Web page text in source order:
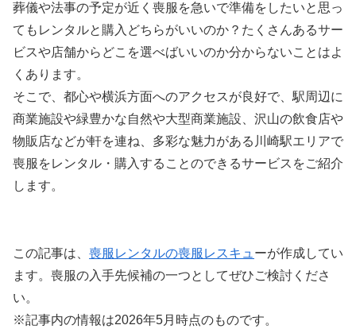
葬儀や法事の予定が近く喪服を急いで準備をしたいと思っ
てもレンタルと購入どちらがいいのか？たくさんあるサー
ビスや店舗からどこを選べばいいのか分からないことはよ
くあります。
そこで、都心や横浜方面へのアクセスが良好で、駅周辺に
商業施設や緑豊かな自然や大型商業施設、沢山の飲食店や
物販店などが軒を連ね、多彩な魅力がある川崎駅エリアで
喪服をレンタル・購入することのできるサービスをご紹介
します。
この記事は、 喪服レンタルの喪服レスキュ ーが作成してい
ます。喪服の入手先候補の一つとしてぜひご検討くださ
い。
※記事内の情報は2026年5月時点のものです。